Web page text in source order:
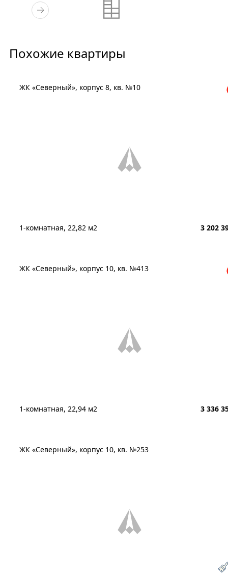
Похожие квартиры
ЖК «Северный», корпус 8, кв. №10
1-комнатная, 22,82 м2 3 202
ЖК «Северный», корпус 10, кв. №413
1-комнатная, 22,94 м2 3 336
ЖК «Северный», корпус 10, кв. №253